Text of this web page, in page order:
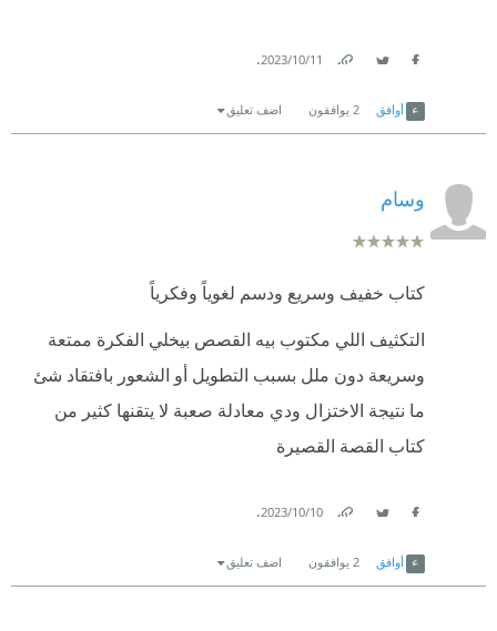
11‏/10‏/2023
.
أوافق 2 يوافقون اضف تعليق
وسام
كتاب خفيف وسريع ودسم لغوياً وفكرياً
التكثيف اللي مكتوب بيه القصص بيخلي الفكرة ممتعة
وسريعة دون ملل بسبب التطويل أو الشعور بافتقاد شئ
ما نتيجة الاختزال ودي معادلة صعبة لا يتقنها كثير من
كتاب القصة القصيرة
10‏/10‏/2023
.
أوافق 2 يوافقون اضف تعليق